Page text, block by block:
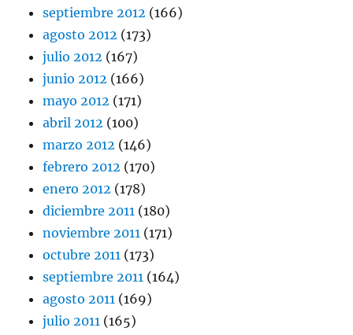
septiembre 2012 (166)
agosto 2012 (173)
julio 2012 (167)
junio 2012 (166)
mayo 2012 (171)
abril 2012 (100)
marzo 2012 (146)
febrero 2012 (170)
enero 2012 (178)
diciembre 2011 (180)
noviembre 2011 (171)
octubre 2011 (173)
septiembre 2011 (164)
agosto 2011 (169)
julio 2011 (165)